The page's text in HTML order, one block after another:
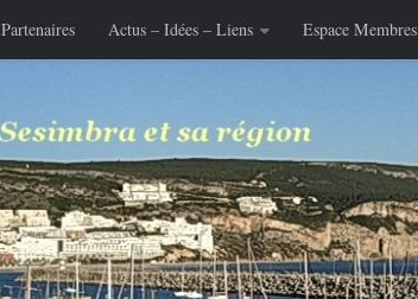
Partenaires Actus – Idées – Liens Espace Membres